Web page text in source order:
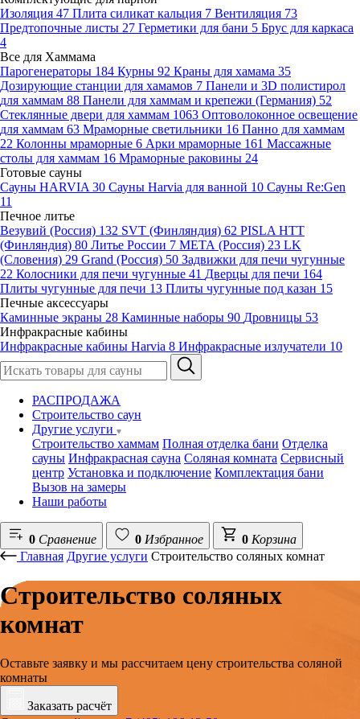
Изоляция 47 Плита силикат кальция 7 Вентиляция 73
Предтопочные листы 27 Герметики для бани 5 Брус для каркаса
4
Все для Хаммама
Парогенераторы 184 Курны 92 Краны для хамама 35
Дозирующие станции для хамамов 7 Панели и 3D полистирол
для хаммам 88 Панели для хаммам и крепежи (Германия) 52
Стеклянные двери для хаммам 1063 Оптоволоконное освещение
для хаммам 63 Мраморные светильники 16 Панно для хаммам
22 Колонны мраморные 6 Арки мраморные 161 Массажные
столы для хаммам 16 Мраморные раковины 24
Готовые сауны
Сауны HARVIA 30 Сауны Harvia для ванной 10 Сауны Re:Gen
11
Печное литье
Везувий (Россия) 132 SVT (Финляндия) 62 PISLA HTT
(Финляндия) 80 Литье России 7 МЕТА (Россия) 23 LK
(Словения) 29 Grand (Россия) 50 Задвижки для печи чугунные
22 Колосники для печи чугунные 41 Дверцы для печи 164
Плиты чугунные для печи 13 Плиты чугунные под казан 15
Печные аксессуары
Каминные экраны 28 Каминные наборы 90 Дровницы 53
Инфракрасные кабины
Инфракрасные кабины Harvia 8 Инфракрасные излучатели 10
РАСПРОДАЖА
Строительство саун
Другие услуги
Строительство хаммам Полная отделка бани Отделка
сауны Инфракрасная сауна Соляная комната Сервисный
центр Установка и подключение Комплектация бани
Вызов на замеры
Наши работы
0 Сравнение 0 Избранное 0 Корзина
Главная Другие услуги Строительство соляных комнат
Строительство соляных
комнат
Оставьте заявку и мы рассчитаем цену строительства соляной
комнаты
Заказать расчёт